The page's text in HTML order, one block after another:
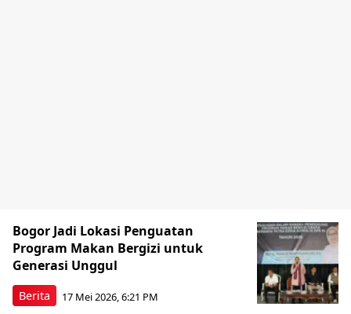
Berita
Bogor Jadi Lokasi Penguatan
Program Makan Bergizi untuk
Generasi Unggul
17 Mei 2026, 6:21 PM